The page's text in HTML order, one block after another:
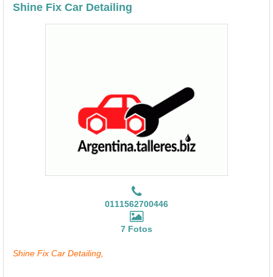
Shine Fix Car Detailing
0111562700446
7 Fotos
Shine Fix Car Detailing,